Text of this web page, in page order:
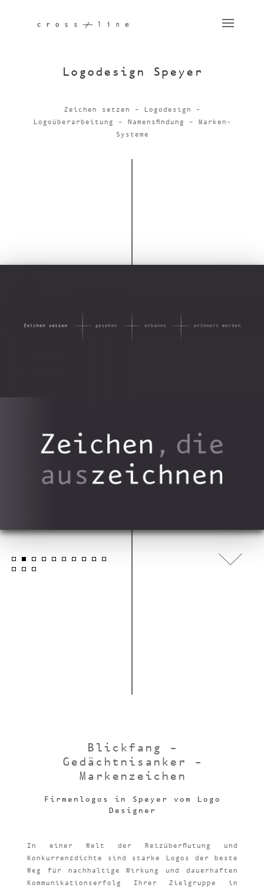
Logodesign Speyer
Zeichen setzen – Logodesign –
Logoüberarbeitung – Namensfindung – Marken-
Systeme
Blickfang –
Gedächtnisanker –
Markenzeichen
Firmenlogos in Speyer vom Logo
Designer
In einer Welt der Reizüberflutung und
Konkurrenzdichte sind starke Logos der beste
Weg für nachhaltige Wirkung und dauerhaften
Kommunikationserfolg Ihrer Zielgruppe in